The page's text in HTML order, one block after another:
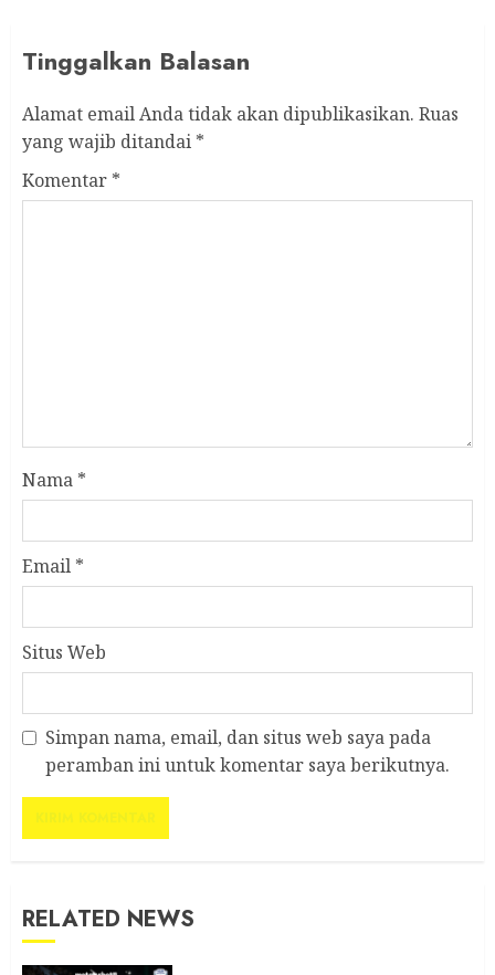
Tinggalkan Balasan
Alamat email Anda tidak akan dipublikasikan. Ruas
yang wajib ditandai *
Komentar *
Nama *
Email *
Situs Web
Simpan nama, email, dan situs web saya pada
peramban ini untuk komentar saya berikutnya.
RELATED NEWS